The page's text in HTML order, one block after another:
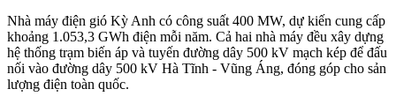
Nhà máy điện gió Kỳ Anh có công suất 400 MW, dự kiến cung cấp
khoảng 1.053,3 GWh điện mỗi năm. Cả hai nhà máy đều xây dựng
hệ thống trạm biến áp và tuyến đường dây 500 kV mạch kép để đấu
nối vào đường dây 500 kV Hà Tĩnh - Vũng Áng, đóng góp cho sản
lượng điện toàn quốc.